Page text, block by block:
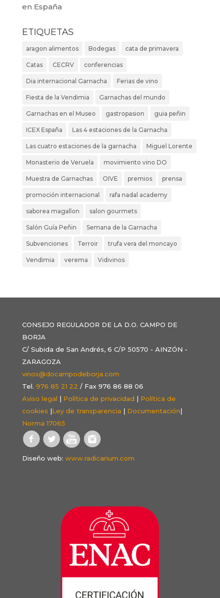
en España
ETIQUETAS
aragon alimentos Bodegas cata de primavera
Catas CECRV conferencias
Dia internacional Garnacha Ferias de vino
Fiesta de la Vendimia Garnachas del mundo
Garnachas en el Museo gastropasion guia peñin
ICEX España Las 4 estaciones de la Garnacha
Las cuatro estaciones de la garnacha Miguel Lorente
Monasterio de Veruela movimiento vino DO
Muestra de Garnachas OIVE premios prensa
promoción internacional rafa nadal academy
saborea magallon salon gourmets
Salón Guía Peñin Semana de la Garnacha
Subvenciones Terroir trufa vera del moncayo
Vendimia verema Vidivinos
CONSEJO REGULADOR DE LA D.O. CAMPO DE
BORJA
C/ Subida de San Andrés, 6 C/P 50570 - AINZÓN -
ZARAGOZA
vinos@docampodeborja.com
Tel. 976 85 21 22 / Fax 976 86 88 06
Aviso legal | Política de privacidad | Política de
cookies |Ley de transparencia | Documentación|
Norma 17065
Diseño web: www.radicarium.com